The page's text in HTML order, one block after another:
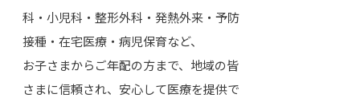
科・小児科・整形外科・発熱外来・予防
接種・在宅医療・病児保育など、
お子さまからご年配の方まで、地域の皆
さまに信頼され、安心して医療を提供で